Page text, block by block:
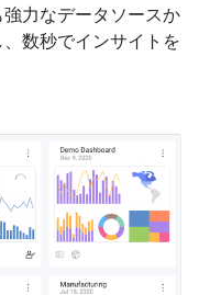
力なデータソースか
数秒でインサイトを